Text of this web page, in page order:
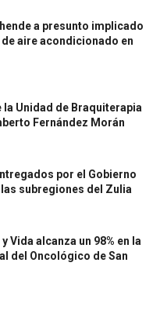
a presunto implicado
aire acondicionado en
la Unidad de Braquiterapia
Fernández Morán
por el Gobierno
subregiones del Zulia
Vida alcanza un 98% en la
del Oncológico de San